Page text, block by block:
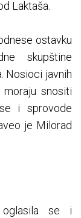
Laktaša.
ostavku
skupštine
Nosioci javnih
snositi
i sprovode
je Milorad
oglasila se i